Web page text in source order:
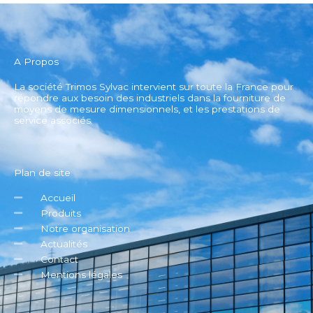
A Propos
La société Trimos Sylvac intervient sur toute la France pour
répondre aux besoin des industriels dans la fourniture de
moyens de mesure dimensionnels, et les prestations de
service associés.
Plan de site
Accueil
Produits
Notre organisation
Actualités
Contact
Mentions légales